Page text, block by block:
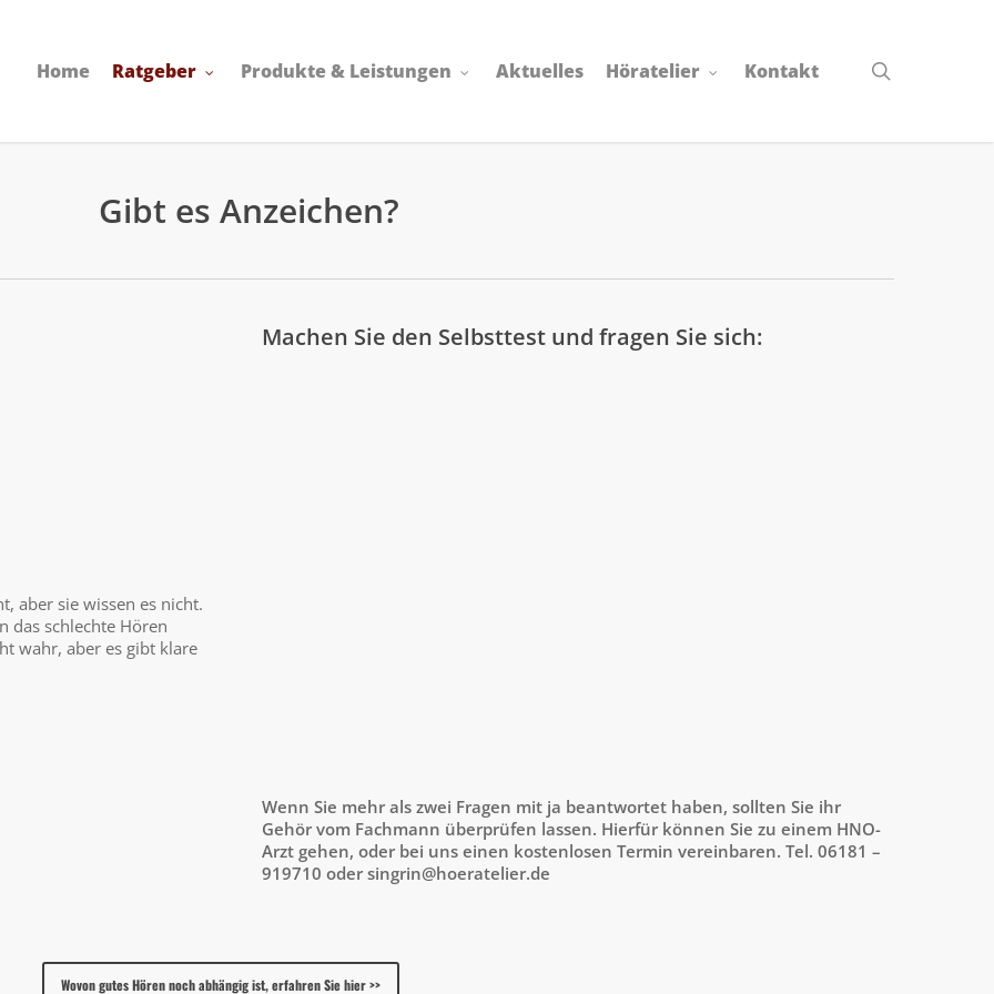
Home Ratgeber Produkte & Leistungen Aktuelles Höratelier Kontakt
Gibt es Anzeichen?
aber sie wissen es nicht.
das schlechte Hören
wahr, aber es gibt klare
Machen Sie den Selbsttest und fragen Sie sich:
Wenn Sie mehr als zwei Fragen mit ja beantwortet haben, sollten Sie ihr
Gehör vom Fachmann überprüfen lassen. Hierfür können Sie zu einem HNO-
Arzt gehen, oder bei uns einen kostenlosen Termin vereinbaren. Tel. 06181 –
919710 oder singrin@hoeratelier.de
Wovon gutes Hören noch abhängig ist, erfahren Sie hier >>